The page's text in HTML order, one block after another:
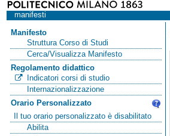
manifesti
Manifesto
Struttura Corso di Studi
Cerca/Visualizza Manifesto
Regolamento didattico
Indicatori corsi di studio
Internazionalizzazione
Orario Personalizzato
Il tuo orario personalizzato è disabilitato
Abilita